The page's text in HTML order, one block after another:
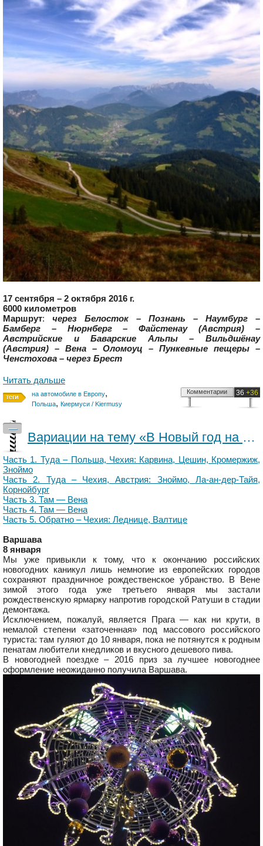
17 сентября – 2 октября 2016 г.
6000 километров
Маршрут: через Белосток – Познань – Наумбург –
Бамберг – Нюрнберг – Файстенау (Австрия) –
Австрийские и Баварские Альпы – Вильдшёнау
(Австрия) – Вена – Оломоуц – Пункевные пещеры –
Ченстохова – через Брест
Читать дальше
на автомобиле в Европу,
Польша, Киермуси / Kiermusy
36 +36
Комментарии
—
Вариации на тему «В Новый год на автомобиле». Обратно –Польша: Варшава. Беларусь (часть VI)
Часть 1. Туда – Польша, Чехия: Карвина, Цешин, Кромержиж,
Зноймо
Часть 2. Туда – Чехия, Австрия: Зноймо, Ла-ан-дер-Тайя,
Корнойбург
Часть 3. Там — Вена
Часть 4. Там — Вена
Часть 5. Обратно – Чехия: Леднице, Валтице
Варшава
8 января
Мы уже привыкли к тому, что к окончанию российских
новогодних каникул лишь немногие из европейских городов
сохраняют праздничное рождественское убранство. В Вене
зимой этого года уже третьего января мы застали
рождественскую ярмарку напротив городской Ратуши в стадии
демонтажа.
Исключением, пожалуй, является Прага — как ни крути, в
немалой степени «заточенная» под массового российского
туриста: там гуляют до 10 января, пока не потянутся к родным
пенатам любители кнедликов и вкусного дешевого пива.
В новогодней поездке – 2016 приз за лучшее новогоднее
оформление неожиданно получила Варшава.